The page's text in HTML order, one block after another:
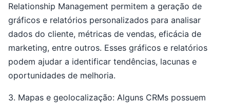
Relationship Management permitem a geração de
gráficos e relatórios personalizados para analisar
dados do cliente, métricas de vendas, eficácia de
marketing, entre outros. Esses gráficos e relatórios
podem ajudar a identificar tendências, lacunas e
oportunidades de melhoria.
3. Mapas e geolocalização: Alguns CRMs possuem